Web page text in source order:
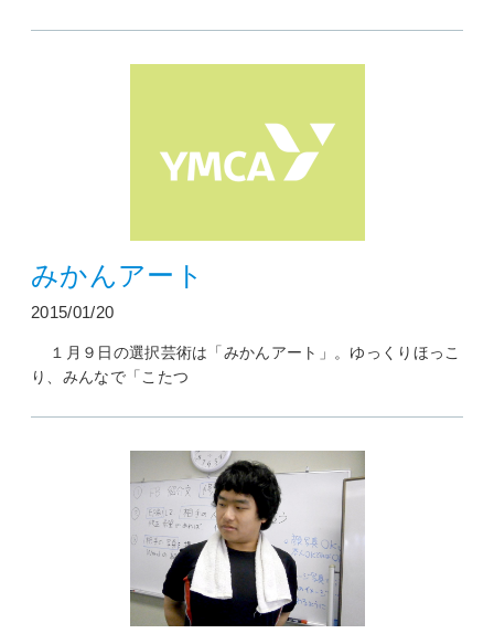
みかんアート
2015/01/20
１月９日の選択芸術は「みかんアート」。ゆっくりほっこ
り、みんなで「こたつ